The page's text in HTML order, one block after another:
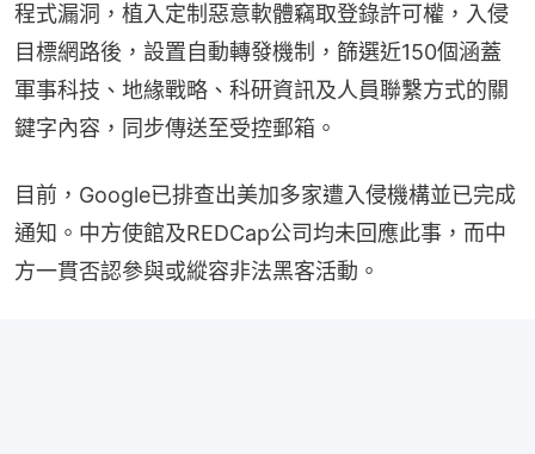
程式漏洞，植入定制惡意軟體竊取登錄許可權，入侵
目標網路後，設置自動轉發機制，篩選近150個涵蓋
軍事科技、地緣戰略、科研資訊及人員聯繫方式的關
鍵字內容，同步傳送至受控郵箱。
目前，Google已排查出美加多家遭入侵機構並已完成
通知。中方使館及REDCap公司均未回應此事，而中
方一貫否認參與或縱容非法黑客活動。